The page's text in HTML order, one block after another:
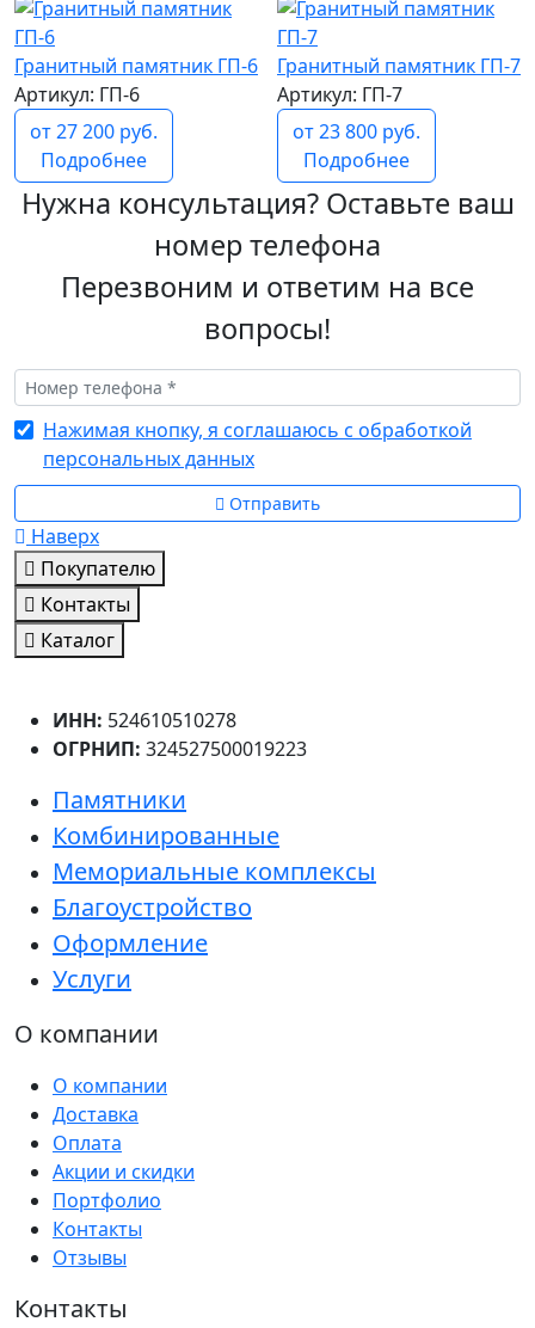
Гранитный памятник ГП-6
Артикул: ГП-6
от 27 200 руб.
Подробнее
Гранитный памятник ГП-7
Артикул: ГП-7
от 23 800 руб.
Подробнее
Нужна консультация? Оставьте ваш
номер телефона
Перезвоним и ответим на все
вопросы!
Нажимая кнопку, я соглашаюсь с обработкой
персональных данных
Отправить
Наверх
Покупателю
Контакты
Каталог
ИНН: 524610510278
ОГРНИП: 324527500019223
Памятники
Комбинированные
Мемориальные комплексы
Благоустройство
Оформление
Услуги
О компании
О компании
Доставка
Оплата
Акции и скидки
Портфолио
Контакты
Отзывы
Контакты